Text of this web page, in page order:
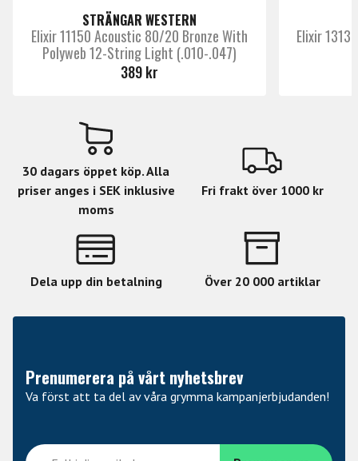
• Framtagen och tillverkad till sin perfektion av D'Addario i
New York, USA.
• Plain Steel .010/010, .014/014, Phosphor Bronze Wound
.023w/008, .030w/012, .039w/018, .047w/027w.
STRÄNGAR WESTERN
Elixir 11150 Acoustic 80/20 Bronze With
Polyweb 12-String Light (.010-.047)
389 kr
Elixir
30 dagars öppet köp. Alla
priser anges i SEK inklusive
moms
Fri frakt över 1000 kr
Dela upp din betalning Över 20 000 artiklar
Prenumerera på vårt nyhetsbrev
Va först att ta del av våra grymma kampanjerbjudanden!